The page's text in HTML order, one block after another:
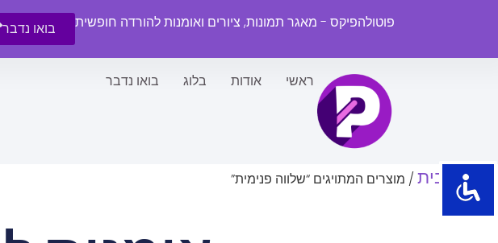
פוטולהפיקס - מאגר תמונות, ציורים ואומנות להורדה חופשית בואו נדבר
ראשי אודות בלוג בואו נדבר
עמוד הבית / מוצרים המתויגים “שלווה פנימית”